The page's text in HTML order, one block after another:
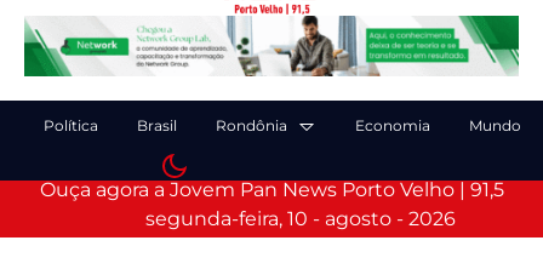
Política Brasil Rondônia Economia Mundo
Ouça agora a Jovem Pan News Porto Velho | 91,5
segunda-feira, 10 - agosto - 2026